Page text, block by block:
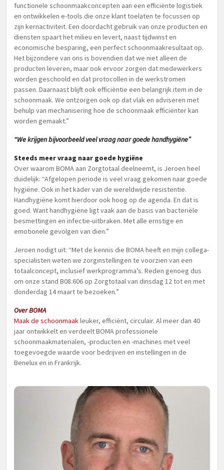
functionele schoonmaakconcepten aan een efficiënte logistiek
en ontwikkelen e-tools die onze klant toelaten te focussen op
zijn kernactiviteit. Een doordacht gebruik van onze producten en
diensten spaart het milieu en levert, naast tijdwinst en
economische besparing, een perfect schoonmaakresultaat op.
Het bijzondere van ons is bovendien dat we niet alleen de
producten leveren, maar ook ervoor zorgen dat medewerkers
worden geschoold en dat protocollen in de werkstromen
passen. Daarnaast blijft ook efficiëntie een belangrijk item in de
schoonmaak. We ontzorgen ook op dat vlak en adviseren met
behulp van mechanisering hoe de schoonmaak efficiënter kan
worden gemaakt.”
“We krijgen bijvoorbeeld veel vraag naar goede handhygiëne”
Steeds meer vraag naar goede hygiëne
Over waarom BOMA aan Zorgtotaal deelneemt, is Jeroen heel
duidelijk: “Afgelopen periode is veel vraag gekomen naar goede
hygiëne. Ook in het kader van de wereldwijde resistentie.
Handhygiëne komt hierdoor ook hoog op de agenda. En dat is
goed. Want handhygiëne ligt vaak aan de basis van bacteriële
besmettingen en infectie-uitbraken. Met alle ernstige en
emotionele gevolgen van dien.”
Jeroen nodigt uit: “Met de kennis die BOMA heeft en mijn collega-
specialisten weten we zorginstellingen te voorzien van een
totaalconcept, inclusief werkprogramma’s. Reden genoeg dus
om onze stand B08.606 op Zorgtotaal van dinsdag 12 tot en met
donderdag 14 maart te bezoeken.”
Over BOMA
Maak de schoonmaakleuker, efficiënt, circulair. Al meer dan 40
jaar ontwikkelt en verdeelt BOMA professionele
schoonmaakmaterialen, -producten en -machines met veel
toegevoegde waarde voor bedrijven en instellingen in de
Benelux en in Frankrijk.